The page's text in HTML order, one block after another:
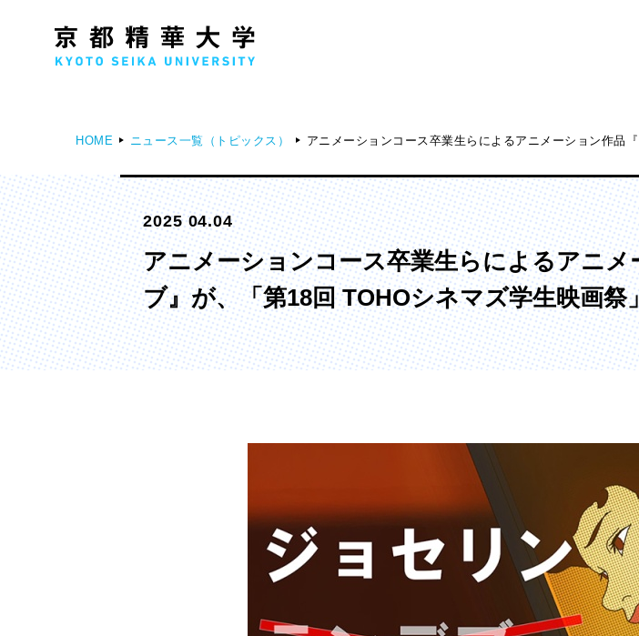
人文学部
歴史コース
文学コース
社会コース
国際文化コース
国際日本学コース
メディア表現学部
メディア表現学科
プロダクトデザイン学科
新世代マンガコース
キャラクターデザインコース
アニメーションコース
HOME ニュース一覧（トピックス） アニメーションコース卒業生らによるアニメーション作品
2025 04.04
アニメーションコース卒業生らによるアニ
ブ』が、「第18回 TOHOシネマズ学生映画祭